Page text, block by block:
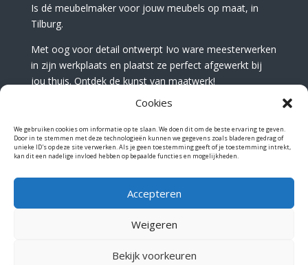
Cookies
We gebruiken cookies om informatie op te slaan. We doen dit om de beste ervaring te geven.
Door in te stemmen met deze technologieën kunnen we gegevens zoals bladeren gedrag of
unieke ID's op deze site verwerken. Als je geen toestemming geeft of je toestemming intrekt,
kan dit een nadelige invloed hebben op bepaalde functies en mogelijkheden.
Accepteren
Weigeren
Bekijk voorkeuren
Is dé meubelmaker voor jouw meubels op maat, in
Tilburg.
Met oog voor detail ontwerpt Ivo ware meesterwerken
in zijn werkplaats en plaatst ze perfect afgewerkt bij
jou thuis. Ontdek de kunst van maatwerk!
Kapitein Rondairestraat 1c
info@wayersmeubels.nl
013 744 0398